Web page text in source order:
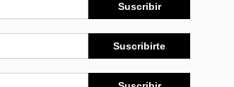
Suscribir
Suscribirte